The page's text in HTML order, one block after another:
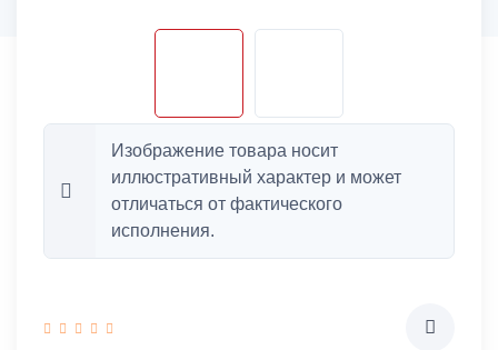
Изображение товара носит
иллюстративный характер и может
отличаться от фактического
исполнения.